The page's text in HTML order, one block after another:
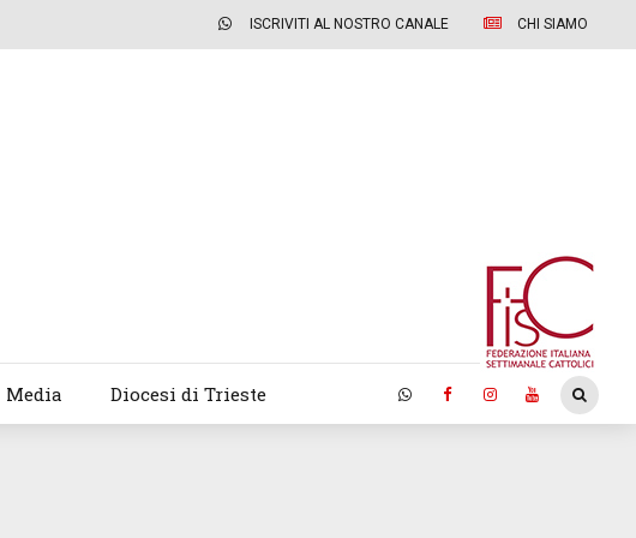
ISCRIVITI AL NOSTRO CANALE CHI SIAMO
Media Diocesi di Trieste